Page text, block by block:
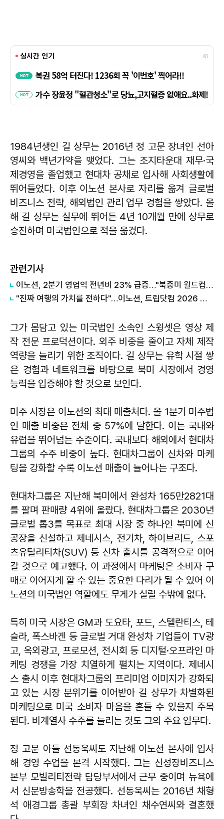
1984년생인 길 상무는 2016년 정 고문 장녀인 선아
영씨와 백년가약을 맺었다. 그는 조지타운대 재무·국
제경영을 졸업했고 현대차 공채로 입사해 사회생활에
뛰어들었다. 이후 이노션 본사로 자리를 옮겨 글로벌
비즈니스 전략, 해외법인 관리 업무 경험을 쌓았다. 올
해 길 상무는 실무에 뛰어든 4년 10개월 만에 상무로
승진하며 미국법인으로 적을 옮겼다.
관련기사
이노션, 2분기 영업익 전년비 23% 급증…"북중미 월드컵, 제네시스 르망 효과"
"진짜 여행의 가치를 전하다"…이노션, 트립닷컴 2026 여름 신규 캠페인 온에어
그가 몸담고 있는 미국법인 소속인 스윙셋은 영상 제
작 전문 프로덕션이다. 외주 비중을 줄이고 자체 제작
역량을 늘리기 위한 조직이다. 길 상무는 유학 시절 쌓
은 경험과 네트워크를 바탕으로 북미 시장에서 경영
능력을 입증해야 할 것으로 보인다.
미주 시장은 이노션의 최대 매출처다. 올 1분기 미주법
인 매출 비중은 전체 중 57%에 달한다. 이는 국내와
유럽을 뛰어넘는 수준이다. 국내보다 해외에서 현대차
그룹의 수주 비중이 높다. 현대차그룹이 신차와 마케
팅을 강화할 수록 이노션 매출이 늘어나는 구조다.
현대차그룹은 지난해 북미에서 완성차 165만2821대
를 팔며 판매량 4위에 올랐다. 현대차그룹은 2030년
글로벌 톱3를 목표로 최대 시장 중 하나인 북미에 신
공장을 신설하고 제네시스, 전기차, 하이브리드, 스포
츠유틸리티차(SUV) 등 신차 출시를 공격적으로 이어
갈 것으로 예고했다. 이 과정에서 마케팅은 소비자 구
매로 이어지게 할 수 있는 중요한 다리가 될 수 있어 이
노션의 미국법인 역할에도 무게가 실릴 수밖에 없다.
특히 미국 시장은 GM과 도요타, 포드, 스텔란티스, 테
슬라, 폭스바겐 등 글로벌 거대 완성차 기업들이 TV광
고, 옥외광고, 프로모션, 전시회 등 디지털·오프라인 마
케팅 경쟁을 가장 치열하게 펼치는 지역이다. 제네시
스 출시 이후 현대차그룹의 프리미엄 이미지가 강화되
고 있는 시장 분위기를 이어받아 길 상무가 차별화된
마케팅으로 미국 소비자 마음을 흔들 수 있을지 주목
된다. 비계열사 수주를 늘리는 것도 그의 주요 임무다.
정 고문 아들 선동욱씨도 지난해 이노션 본사에 입사
해 경영 수업을 본격 시작했다. 그는 신성장비즈니스
본부 모빌리티전략 담당부서에서 근무 중이며 뉴욕에
서 신문방송학을 전공했다. 선동욱씨는 2016년 채형
석 애경그룹 총괄 부회장 차녀인 채수연씨와 결혼했